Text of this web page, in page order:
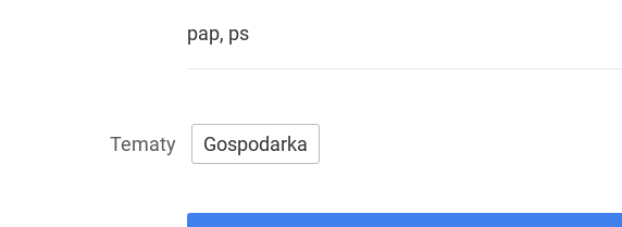
pap, ps
Gospodarka